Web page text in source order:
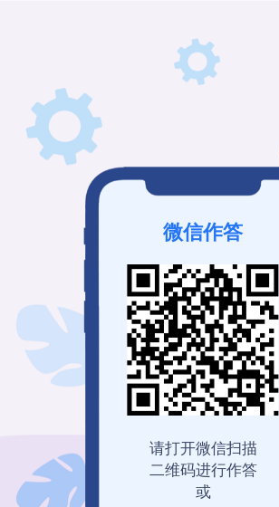
该接龙未发布
登录查看历史记录 我也
微信作答
请打开微信扫描
二维码进行作答
或